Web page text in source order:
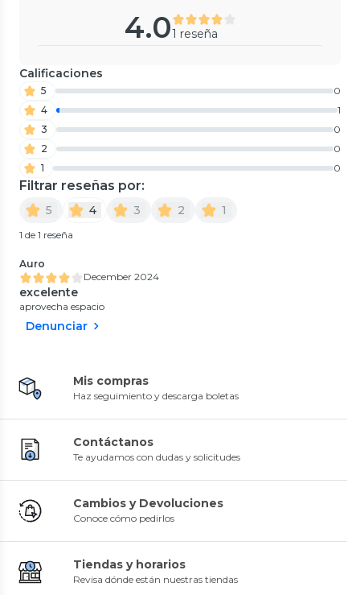
4.01 reseña
Calificaciones
5
0
4
1
3
0
2
0
1
0
Filtrar reseñas por:
5 4 3 2 1
1 de 1 reseña
Auro
December 2024
excelente
aprovecha espacio
Denunciar
Mis compras
Haz seguimiento y descarga boletas
Contáctanos
Te ayudamos con dudas y solicitudes
Cambios y Devoluciones
Conoce cómo pedirlos
Tiendas y horarios
Revisa dónde están nuestras tiendas